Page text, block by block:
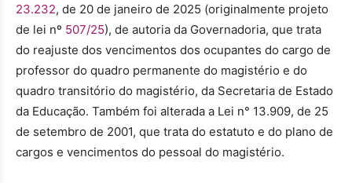
23.232, de 20 de janeiro de 2025 (originalmente projeto
de lei nº 507/25), de autoria da Governadoria, que trata
do reajuste dos vencimentos dos ocupantes do cargo de
professor do quadro permanente do magistério e do
quadro transitório do magistério, da Secretaria de Estado
da Educação. Também foi alterada a Lei n° 13.909, de 25
de setembro de 2001, que trata do estatuto e do plano de
cargos e vencimentos do pessoal do magistério.